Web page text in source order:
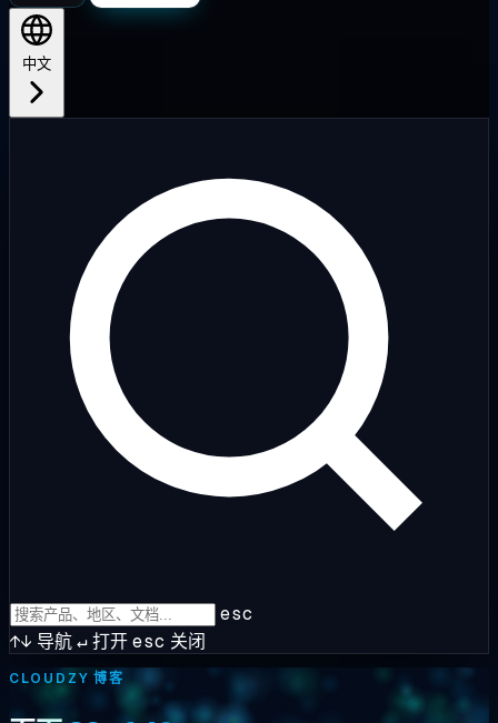
中文
esc
↑↓ 导航↵打开esc 关闭
CLOUDZY 博客